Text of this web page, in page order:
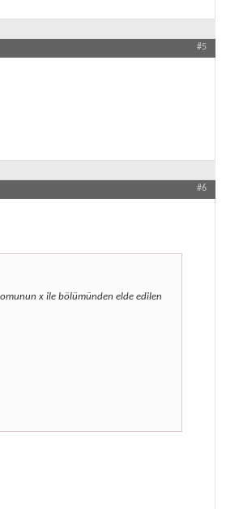
#5
#6
x ile bölümünden elde edilen